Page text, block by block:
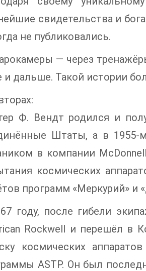
свидетельства и
не публиковались.
— через
и дальше. Такой истории
Ф. Вендт родился и
Штаты, а в 1955-
в компании
космических
программ «Меркурий» и
году, после гибели
Rockwell и перешёл в
космических
ASTP. Он был